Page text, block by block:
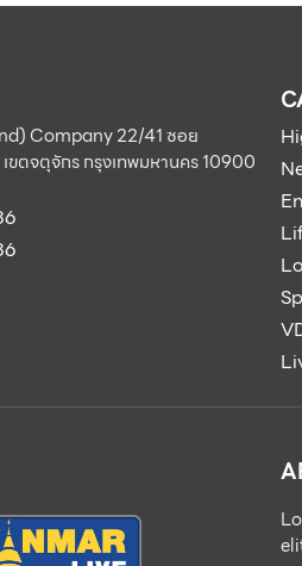
Company 22/41 ซอย
ขตจตุจักร กรุงเทพมหานคร 10900